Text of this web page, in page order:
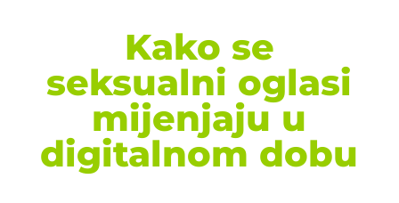
Kako se
seksualni oglasi
mijenjaju u
digitalnom dobu